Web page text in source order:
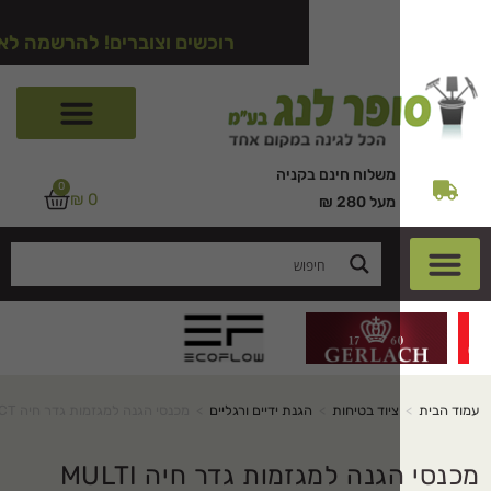
רוכשים וצוברים! להרשמה לאתר לחצו
משלוח חינם בקניה
מעל 280 ₪
ציוד בטיחות > הגנת ידיים ורגליים > מכנסי הגנה למגזמות גדר חיה MULTI PROTECT
מכנסי הגנה למגזמות גדר חיה MULTI